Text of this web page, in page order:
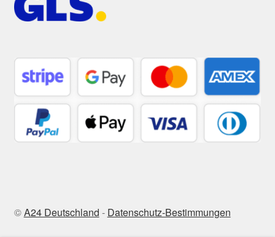
©A24 Deutschland - Datenschutz-Bestimmungen